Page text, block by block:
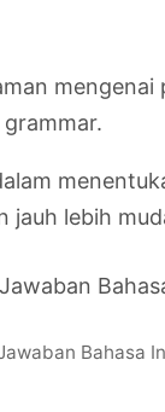
jauh lebih
Bahasa